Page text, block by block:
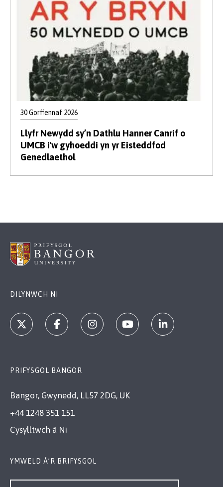
30 Gorffennaf 2026
Llyfr Newydd sy’n Dathlu Hanner Canrif o
UMCB i'w gyhoeddi yn yr Eisteddfod
Genedlaethol
DILYNWCH NI
PRIFYSGOL BANGOR
Bangor, Gwynedd, LL57 2DG, UK
+44 1248 351 151
Cysylltwch â Ni
YMWELD Â’R BRIFYSGOL